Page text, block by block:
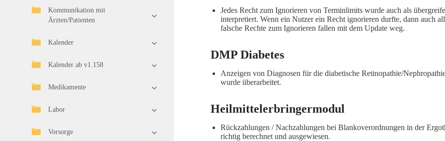
Kommunikation mit
Ärzten/Patienten
Kalender
Kalender ab v1.158
Medikamente
Labor
Vorsorge
Jedes Recht zum Ignorieren von Terminlimits wurde auch als
interpretiert. Wenn ein Nutzer ein Recht ignorieren durfte, dann auch
falsche Rechte zum Ignorieren fallen mit dem Update weg.
DMP Diabetes
Anzeigen von Diagnosen für die diabetische Retinopathie/
wurde überarbeitet.
Heilmittelerbringermodul
Rückzahlungen / Nachzahlungen bei Blankoverordnungen in der
richtig berechnet und ausgewiesen.